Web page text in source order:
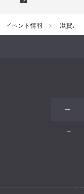
イベント情報 滋賀県